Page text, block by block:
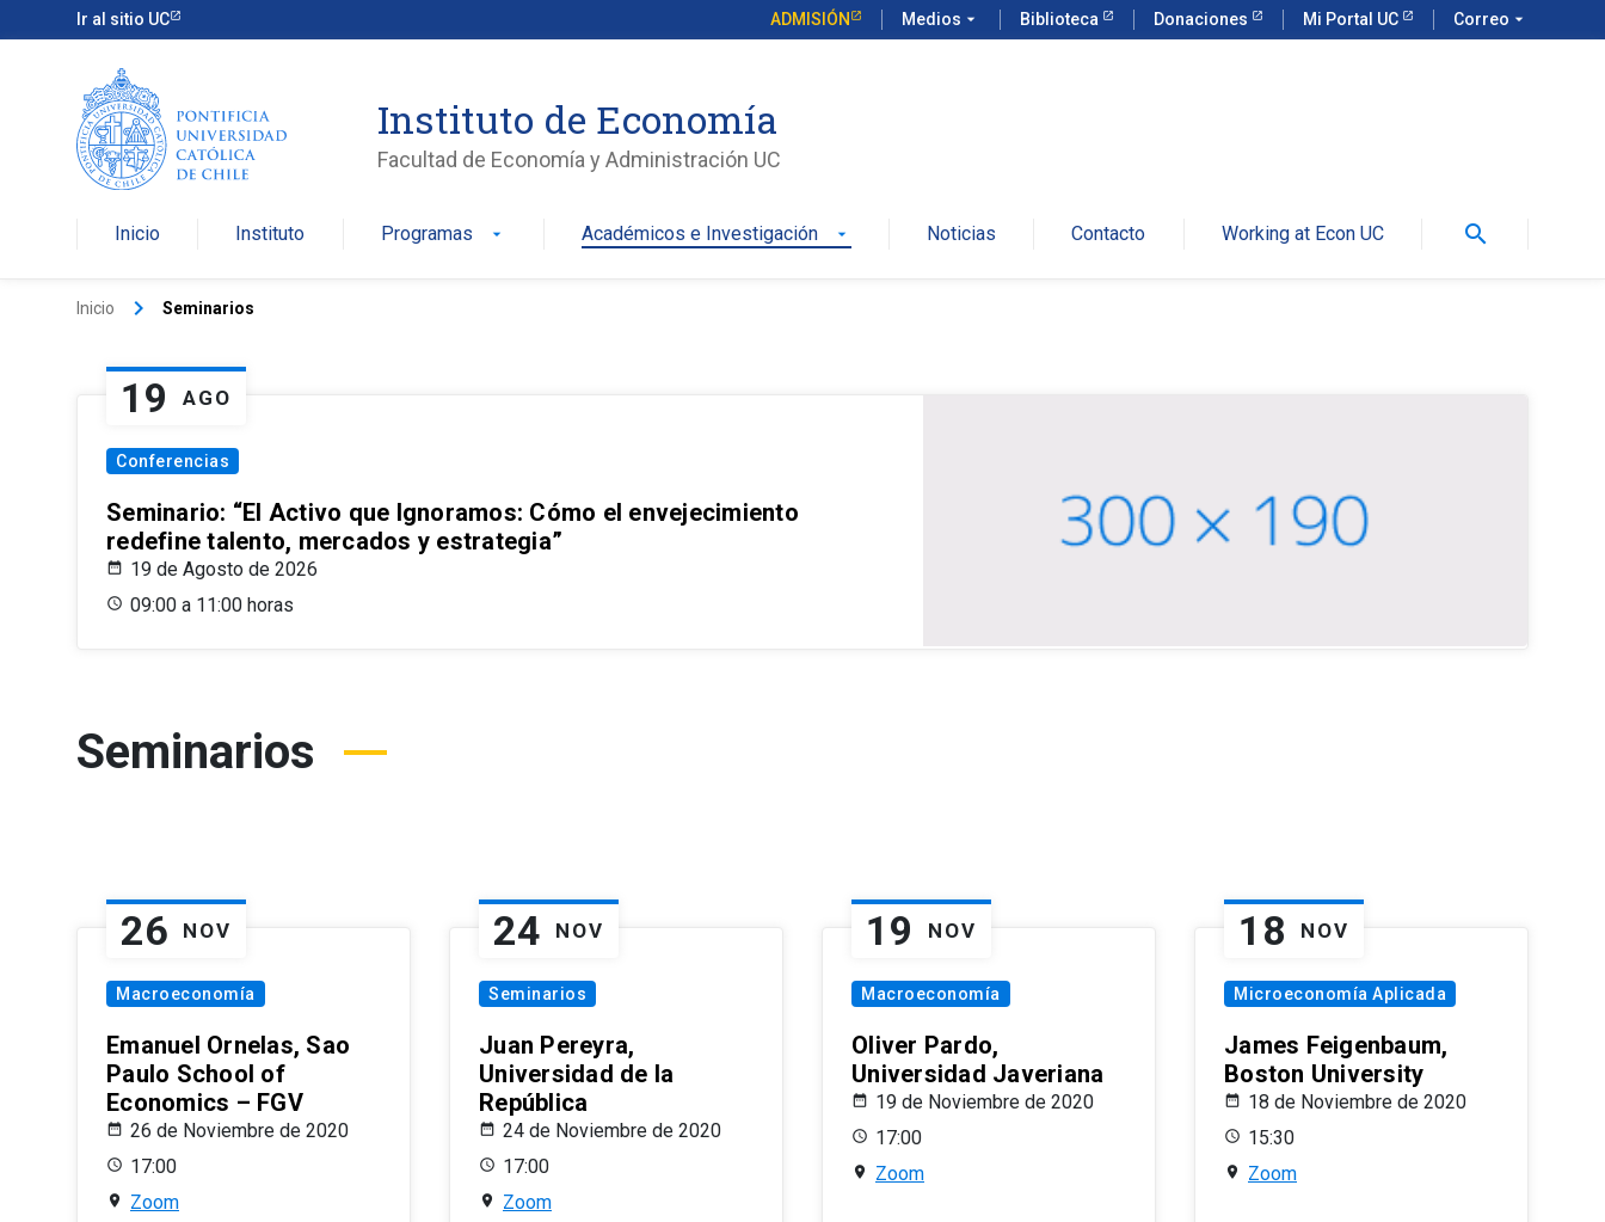
Ir al sitio UC ADMISIÓN Medios arrow_drop_down Biblioteca Donaciones Mi Portal UC Correo arrow_drop_down
Instituto de Economía
Facultad de Economía y Administración UC
Inicio Instituto Programas arrow_drop_down Académicos e Investigación arrow_drop_down Noticias Contacto Working at Econ UC search
Inicio keyboard_arrow_right Seminarios
19 AGO
Conferencias
Seminario: “El Activo que Ignoramos: Cómo el envejecimiento
redefine talento, mercados y estrategia”
19 de Agosto de 2026
09:00 a 11:00 horas
Seminarios
26 NOV
Macroeconomía
Emanuel Ornelas, Sao
Paulo School of
Economics – FGV
26 de Noviembre de 2020
17:00
Zoom
24 NOV
Seminarios
Juan Pereyra,
Universidad de la
República
24 de Noviembre de 2020
17:00
Zoom
19 NOV
Macroeconomía
Oliver Pardo,
Universidad Javeriana
19 de Noviembre de 2020
17:00
Zoom
18 NOV
Microeconomía Aplicada
James Feigenbaum,
Boston University
18 de Noviembre de 2020
15:30
Zoom